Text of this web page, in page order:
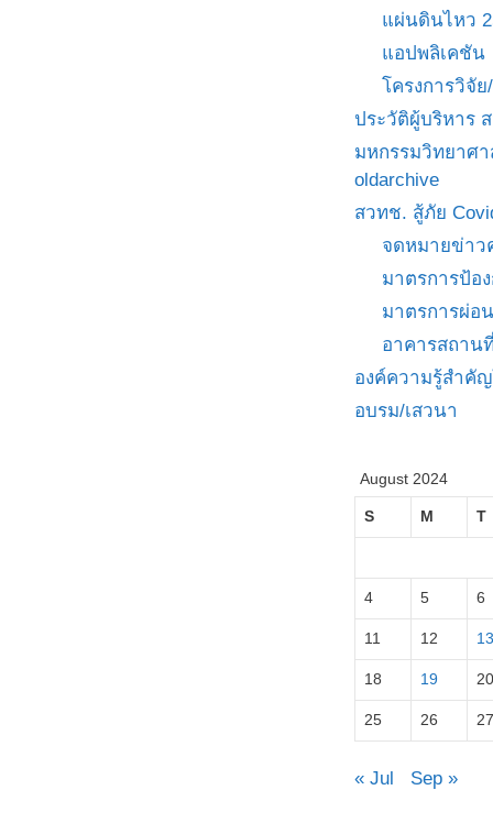
แผ่นดินไหว
แอปพลิเคชัน
โครงการวิจั
ประวัติผู้บริหาร
มหกรรมวิทยาศ
oldarchive
สวทช. สู้ภัย
จดหมายข่าว
มาตรการป้อ
มาตรการผ่อ
อาคารสถาน
องค์ความรู้สำคั
อบรม/เสวนา
August 2024
S M T
4 5 6
11 12 13
18 19 20
25 26 27
« Jul Sep »